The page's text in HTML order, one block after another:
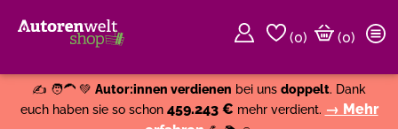
(0)
(0)
✍️ 🧑‍🦱 💚 Autor:innen verdienen bei uns doppelt. Dank
euch haben sie so schon 459.243 € mehr verdient. → Mehr